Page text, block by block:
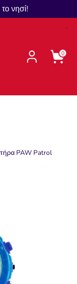
νησί!
0
PAW Patrol